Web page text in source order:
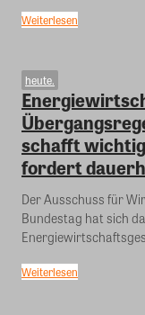
Weiterlesen
heute.
schafft
fordert
Der Ausschuss für
Bundestag hat sich
Weiterlesen